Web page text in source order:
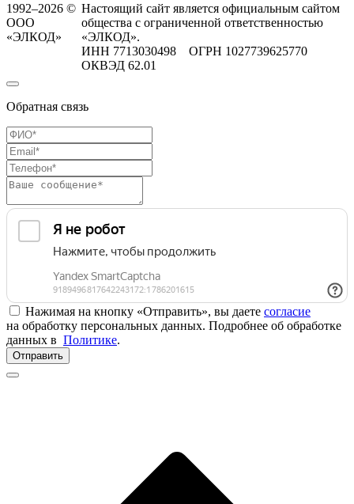
1992–2026 ©
ООО
«ЭЛКОД»
Настоящий сайт является официальным сайтом
общества с ограниченной ответственностью
«ЭЛКОД».
ИНН 7713030498 ОГРН 1027739625770
ОКВЭД 62.01
Обратная связь
Нажимая на кнопку «Отправить», вы даете согласие
на обработку персональных данных. Подробнее об обработке
данных в Политике.
Отправить